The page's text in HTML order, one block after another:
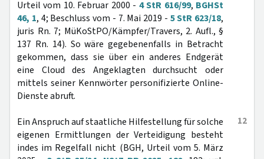
Urteil vom 10. Februar 2000 - 4 StR 616/99, BGHSt
46, 1, 4; Beschluss vom - 7. Mai 2019 - 5 StR 623/18,
juris Rn. 7; MüKoStPO/Kämpfer/Travers, 2. Aufl., §
137 Rn. 14). So wäre gegebenenfalls in Betracht
gekommen, dass sie über ein anderes Endgerät
eine Cloud des Angeklagten durchsucht oder
mittels seiner Kennwörter personifizierte Online-
Dienste abruft.
12
Ein Anspruch auf staatliche Hilfestellung für solche
eigenen Ermittlungen der Verteidigung besteht
indes im Regelfall nicht (BGH, Urteil vom 5. März